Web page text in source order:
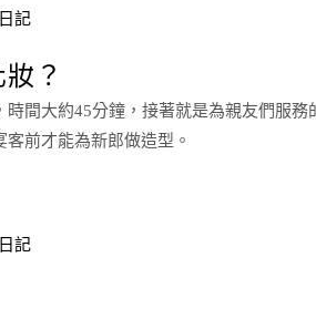
記
？
間大約45分鐘，接著就是為親友們服
前才能為新郎做造型。
記